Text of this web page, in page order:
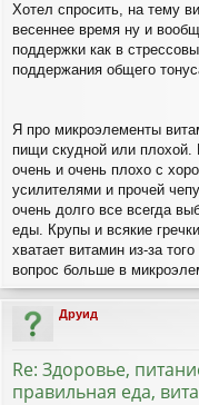
о
б
щ
е
н
Хотел спросить, на тему
весеннее время ну и
поддержки как в
поддержания общего
Я про микроэлементы
пищи скудной или плохой.
очень и очень плохо с
усилителями и прочей
очень долго все всегда
еды. Крупы и всякие
хватает витамин из-за
вопрос больше в
Друид
Re: Здоровье,
правильная еда,